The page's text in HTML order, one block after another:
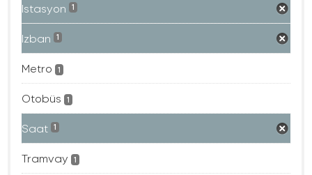
Istasyon 1
Izban 1
Metro 1
Otobüs 1
Saat 1
Tramvay 1